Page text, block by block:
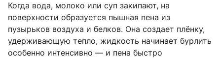
Когда вода, молоко или суп закипают, на
поверхности образуется пышная пена из
пузырьков воздуха и белков. Она создает плёнку,
удерживающую тепло, жидкость начинает бурлить
особенно интенсивно — и пена быстро